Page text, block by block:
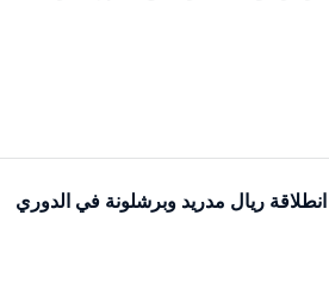
انطلاقة ريال مدريد وبرشلونة في الدوري